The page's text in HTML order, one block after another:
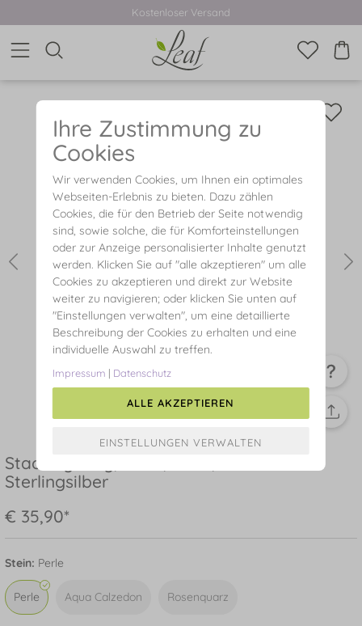
Kostenloser Versand
Stacking Ring, Perle, 3mm, 925
Sterlingsilber
€ 35,90*
Stein: Perle
Perle Aqua Calzedon Rosenquarz
Ihre Zustimmung zu
Cookies
Wir verwenden Cookies, um Ihnen ein optimales
Webseiten-Erlebnis zu bieten. Dazu zählen
Cookies, die für den Betrieb der Seite notwendig
sind, sowie solche, die für Komforteinstellungen
oder zur Anzeige personalisierter Inhalte genutzt
werden. Klicken Sie auf "alle akzeptieren" um alle
Cookies zu akzeptieren und direkt zur Website
weiter zu navigieren; oder klicken Sie unten auf
"Einstellungen verwalten", um eine detaillierte
Beschreibung der Cookies zu erhalten und eine
individuelle Auswahl zu treffen.
Impressum | Datenschutz
ALLE AKZEPTIEREN